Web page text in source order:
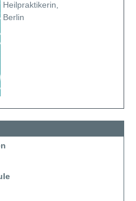
Heilpraktikerin,
Berlin